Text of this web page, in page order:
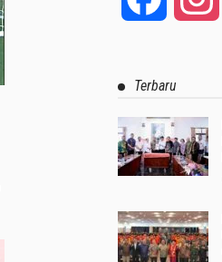
Terbaru